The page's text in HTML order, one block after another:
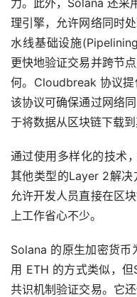
理引擎，允许网络同时
水线基础设施
更快地验证交易并跨节
何。Cloudbreak 协议提
该协议可确保通过网络
于将数据从区块链下载到
通过使用多样化的技术
其他类型的Layer 2解决
允许开发人员直接在区
上工作省心不少。
Solana 的原生加密货币
用 ETH 的方式类似，
共识机制验证交易。它